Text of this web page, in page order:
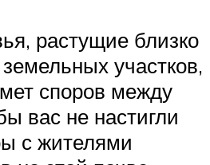
растущие близко
участков,
споров между
вас не настигли
с жителями